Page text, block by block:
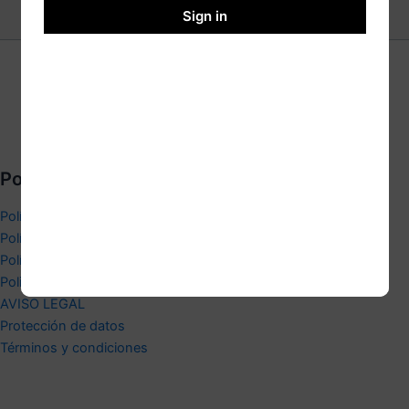
Políticas empresa
Política de privacidad
Política devolución y cobros.
Polítca de devoluciones y reembolsos.
Politica de cookies
AVISO LEGAL
Protección de datos
Términos y condiciones
Sign in